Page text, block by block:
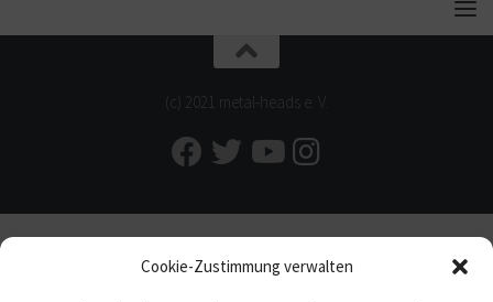
Cookie-Zustimmung verwalten
(c) 2021 metal-heads e. V.